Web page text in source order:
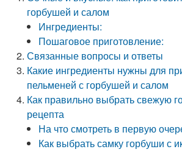
горбушей и салом
Ингредиенты:
Пошаговое приготовление:
Связанные вопросы и ответы
Какие ингредиенты нужны для
пельменей с горбушей и салом
Как правильно выбрать свежую
рецепта
На что смотреть в первую
Как выбрать самку горбуши с